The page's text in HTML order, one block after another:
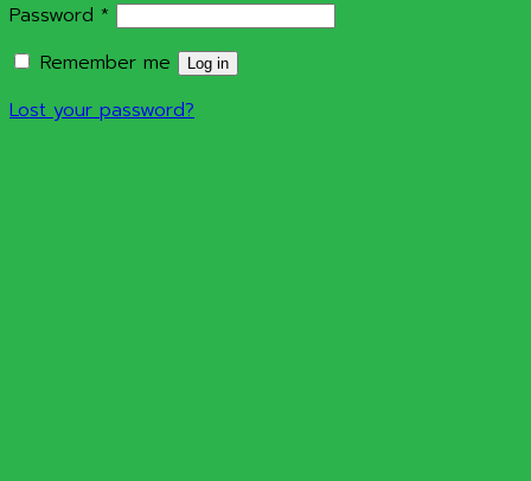
Password *
Remember me
Log in
Lost your password?